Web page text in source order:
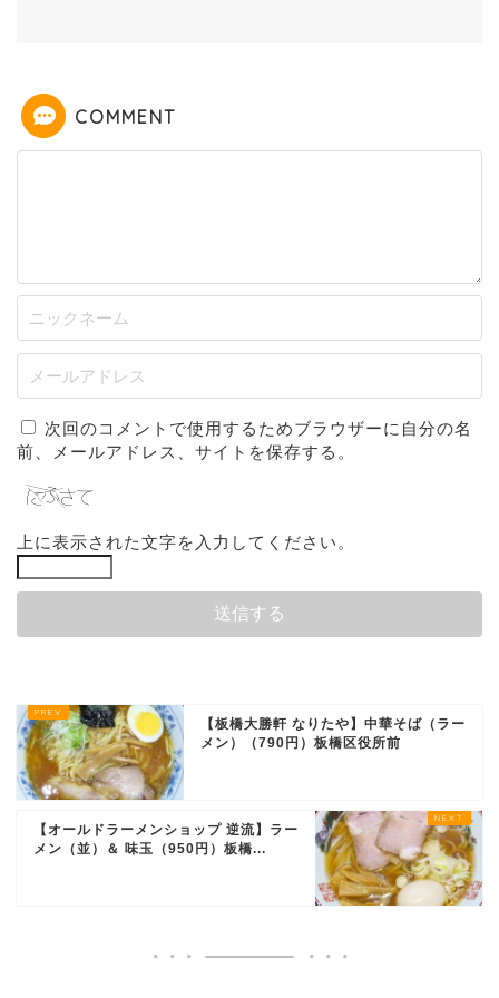
COMMENT
次回のコメントで使用するためブラウザーに自分の名
前、メールアドレス、サイトを保存する。
上に表示された文字を入力してください。
【板橋大勝軒 なりたや】中華そば（ラー
メン）（790円）板橋区役所前
【オールドラーメンショップ 逆流】ラー
メン（並）＆ 味玉（950円）板橋...